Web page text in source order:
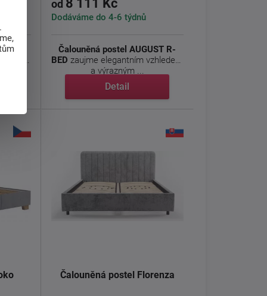
od 8 111 Kč
Dodáváme do 4-6 týdnů
Čalouněná postel AUGUST R-
BED zaujme elegantním vzhledem
a výrazným ...
Detail
Čalouněná postel Florenza